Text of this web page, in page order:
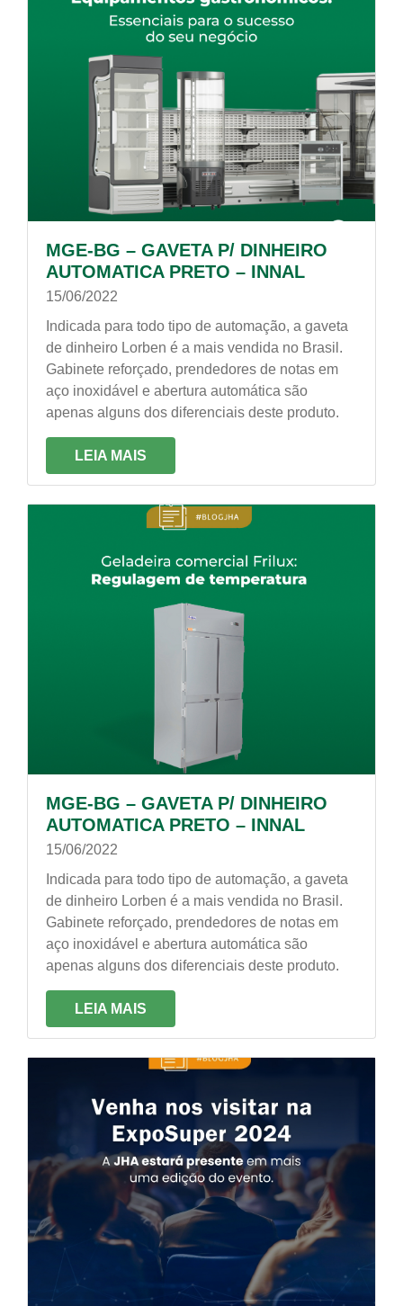
MGE-BG – GAVETA P/ DINHEIRO
AUTOMATICA PRETO – INNAL
15/06/2022
Indicada para todo tipo de automação, a gaveta
de dinheiro Lorben é a mais vendida no Brasil.
Gabinete reforçado, prendedores de notas em
aço inoxidável e abertura automática são
apenas alguns dos diferenciais deste produto.
LEIA MAIS
MGE-BG – GAVETA P/ DINHEIRO
AUTOMATICA PRETO – INNAL
15/06/2022
Indicada para todo tipo de automação, a gaveta
de dinheiro Lorben é a mais vendida no Brasil.
Gabinete reforçado, prendedores de notas em
aço inoxidável e abertura automática são
apenas alguns dos diferenciais deste produto.
LEIA MAIS